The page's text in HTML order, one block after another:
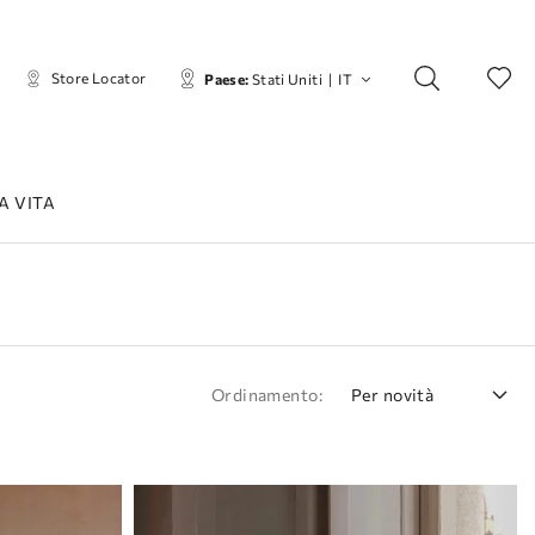
Store Locator Paese: Stati Uniti | IT
VITA
Ordinamento: Per novità